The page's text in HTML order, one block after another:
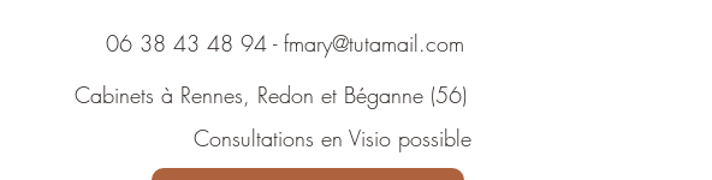
06 38 43 48 94 - fmary@tutamail.com
Cabinets à Rennes, Redon et Béganne (56)
Consultations en Visio possible